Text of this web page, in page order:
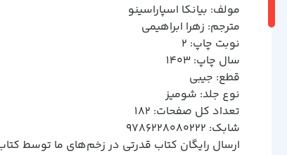
مولف: بيانكا اسپاراسينو
مترجم: زهرا ابراهيمي
نوبت چاپ: 2
سال چاپ: 1403
قطع: جيبي
نوع جلد: شوميز
تعداد کل صفحات: 182
شابک: 9786228080222
ارسال رایگان کتاب قدرتي در زخم‌هاي ما توسط